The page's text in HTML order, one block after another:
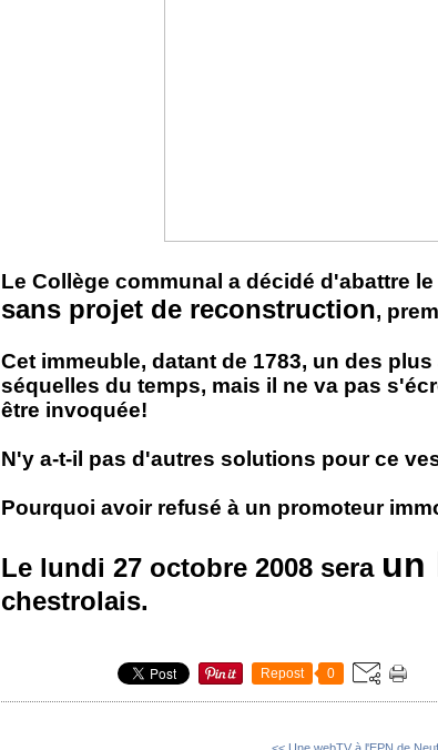
Le Collège communal a décidé d'abattre
sans projet de reconstruction,
Cet immeuble, datant de 1783, un des
séquelles du temps, mais il ne va pas
être invoquée!
N'y a-t-il pas d'autres solutions pour ce
Pourquoi avoir refusé à un promoteur
Le lundi 27 octobre 2008 sera un
chestrolais.
Repost 0